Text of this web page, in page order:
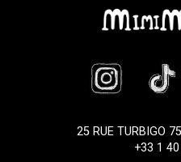
25 RUE TURBIGO
+33 1